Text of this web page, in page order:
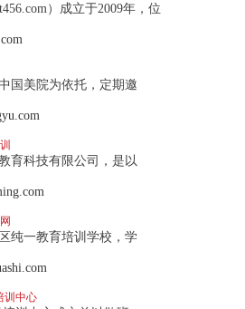
）成立于2009年，位
国美院为依托，定期邀
育科技有限公司，是以
纯一教育培训学校，学
训中心